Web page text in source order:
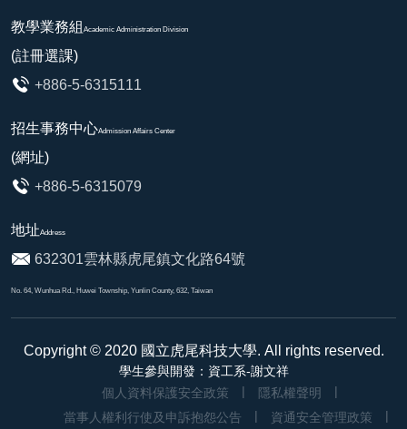
教學業務組 Academic Administration Division
(註冊選課)
+886-5-6315111
招生事務中心Admission Affairs Center
(網址)
+886-5-6315079
地址Address
632301雲林縣虎尾鎮文化路64號
No. 64, Wunhua Rd., Huwei Township, Yunlin County, 632, Taiwan
Copyright © 2020 國立虎尾科技大學. All rights reserved.
學生參與開發：資工系-謝文祥
個人資料保護安全政策
隱私權聲明
當事人權利行使及申訴抱怨公告
資通安全管理政策